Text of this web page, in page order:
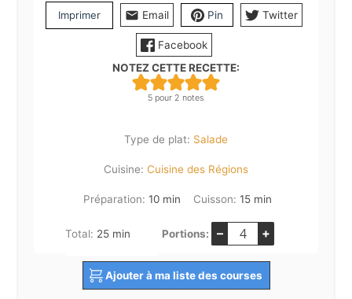
Imprimer Email Pin Twitter
Facebook
NOTEZ CETTE RECETTE:
5 pour 2 notes
Type de plat: Salade
Cuisine: Cuisine des Régions
Préparation: 10minutes
min Cuisson: 15minutes
min
Total: 25minutes
min Portions: – +
Ajouter à ma liste des courses